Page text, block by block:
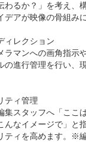
わるか？」を考え、
デアが映像の骨組み
ィレクション
ラマンへの画角指示
の進行管理を行い、
ティ管理
集スタッフへ「ここ
んなイメージで」と
ティを高めます。※